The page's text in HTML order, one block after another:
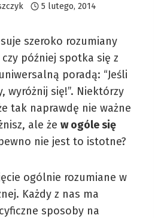
5 lutego, 2014
szeroko rozumiany
później spotka się z
poradą: “Jeśli
wyróżnij się!”. Niektórzy
tak naprawdę nie ważne
ale że w ogóle się
nie jest to istotne?
ogólnie rozumiane w
Każdy z nas ma
sposoby na